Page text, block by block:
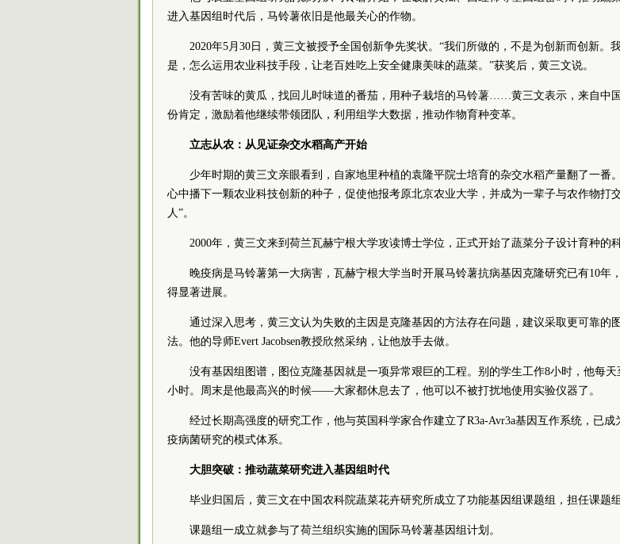
进入基因组时代后，马铃薯依旧是他最关心的作物。
2020年5月30日，黄三文被授予全国创新争先奖状。“我们所做的，不是为创新而创新。
是，怎么运用农业科技手段，让老百姓吃上安全健康美味的蔬菜。”获奖后，黄三文说。
没有苦味的黄瓜，找回儿时味道的番茄，用种子栽培的马铃薯……黄三文表示，来自中
份肯定，激励着他继续带领团队，利用组学大数据，推动作物育种变革。
立志从农：从见证杂交水稻高产开始
少年时期的黄三文亲眼看到，自家地里种植的袁隆平院士培育的杂交水稻产量翻了一番
心中播下一颗农业科技创新的种子，促使他报考原北京农业大学，并成为一辈子与农作物打
人”。
2000年，黄三文来到荷兰瓦赫宁根大学攻读博士学位，正式开始了蔬菜分子设计育种的科
晚疫病是马铃薯第一大病害，瓦赫宁根大学当时开展马铃薯抗病基因克隆研究已有10年
得显著进展。
通过深入思考，黄三文认为失败的主因是克隆基因的方法存在问题，建议采取更可靠的
法。他的导师Evert Jacobsen教授欣然采纳，让他放手去做。
没有基因组图谱，图位克隆基因就是一项异常艰巨的工程。别的学生工作8小时，他每天
小时。周末是他最高兴的时候——大家都休息去了，他可以不被打扰地使用实验仪器了。
经过长期高强度的研究工作，他与英国科学家合作建立了R3a-Avr3a基因互作系统，已成
疫病菌研究的模式体系。
大胆突破：推动蔬菜研究进入基因组时代
毕业归国后，黄三文在中国农科院蔬菜花卉研究所成立了功能基因组课题组，担任课题组
课题组一成立就参与了荷兰组织实施的国际马铃薯基因组计划。